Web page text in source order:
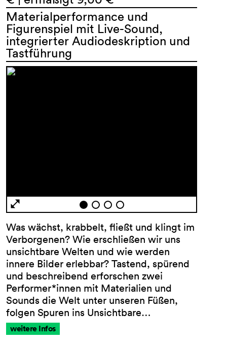
Materialperformance und
Figurenspiel mit Live-Sound,
integrierter Audiodeskription und
Tastführung
Was wächst, krabbelt, fließt und klingt im
Verborgenen? Wie erschließen wir uns
unsichtbare Welten und wie werden
innere Bilder erlebbar? Tastend, spürend
und beschreibend erforschen zwei
Performer*innen mit Materialien und
Sounds die Welt unter unseren Füßen,
folgen Spuren ins Unsichtbare…
weitere Infos